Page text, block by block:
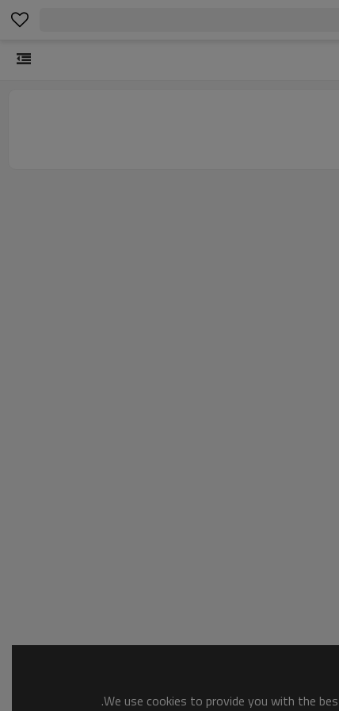
We use cookies to provide you with the